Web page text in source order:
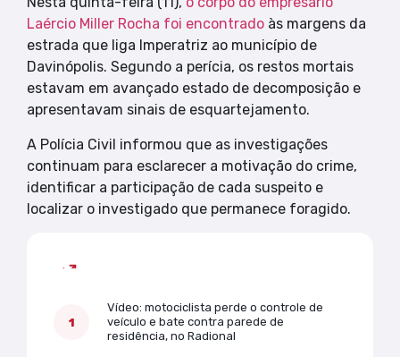
Laércio Miller Rocha foi encontrado às margens da
estrada que liga Imperatriz ao município de
Davinópolis. Segundo a perícia, os restos mortais
estavam em avançado estado de decomposição e
apresentavam sinais de esquartejamento.
A Polícia Civil informou que as investigações
continuam para esclarecer a motivação do crime,
identificar a participação de cada suspeito e
localizar o investigado que permanece foragido.
Vídeo: motociclista perde o controle de
veículo e bate contra parede de
residência, no Radional